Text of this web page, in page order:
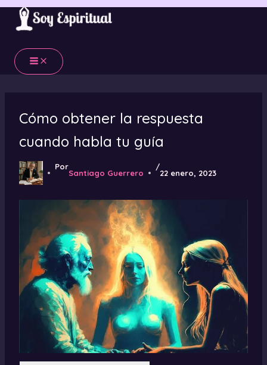
Ir
contenido
Cómo obtener la respuesta
cuando habla tu guía
Por
Santiago Guerrero
/
22 enero, 2023